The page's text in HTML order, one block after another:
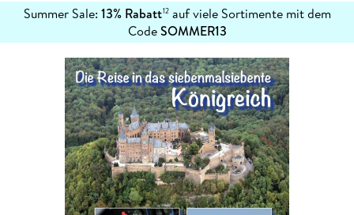
Summer Sale: 13% Rabatt12auf viele Sortimente mit dem
CodeSOMMER13
erfahren